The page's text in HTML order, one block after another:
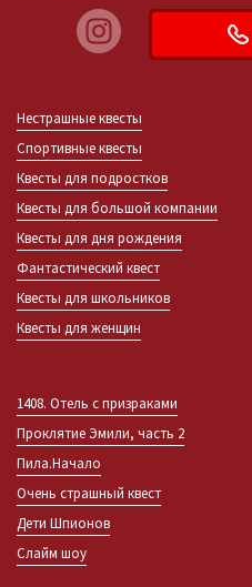
Нестрашные квесты
Спортивные квесты
Квесты для подростков
Квесты для большой компании
Квесты для дня рождения
Фантастический квест
Квесты для школьников
Квесты для женщин
1408. Отель с призраками
Проклятие Эмили, часть 2
Пила.Начало
Очень страшный квест
Дети Шпионов
Слайм шоу